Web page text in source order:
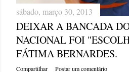
sábado, março 30, 2013
DEIXAR A BANCADA
NACIONAL FOI
FÁTIMA BERNARDES.
Compartilhar Postar um comentário